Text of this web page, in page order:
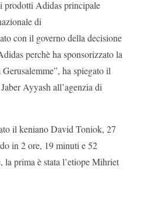
prodotti Adidas principale
di
con il governo della decisione
perchè ha sponsorizzato la
ha spiegato il
Ayyash all’agenzia di
il keniano David Toniok, 27
in 2 ore, 19 minuti e 52
la prima è stata l’etiope Mihriet